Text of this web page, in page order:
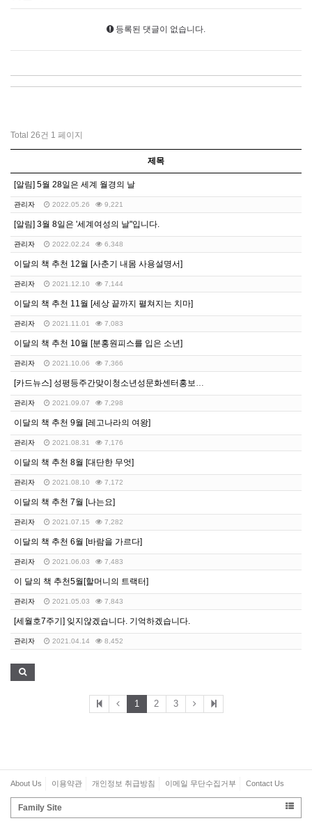
등록된 댓글이 없습니다.
Total 26건 1 페이지
제목
[알림] 5월 28일은 세계 월경의 날
관리자 2022.05.26 9,221
[알림] 3월 8일은 '세계여성의 날"입니다.
관리자 2022.02.24 6,348
이달의 책 추천 12월 [사춘기 내몸 사용설명서]
관리자 2021.12.10 7,144
이달의 책 추천 11월 [세상 끝까지 펼쳐지는 치마]
관리자 2021.11.01 7,083
이달의 책 추천 10월 [분홍원피스를 입은 소년]
관리자 2021.10.06 7,366
[카드뉴스] 성평등주간맞이청소년성문화센터홍보카드뉴스
관리자 2021.09.07 7,298
이달의 책 추천 9월 [레고나라의 여왕]
관리자 2021.08.31 7,176
이달의 책 추천 8월 [대단한 무엇]
관리자 2021.08.10 7,172
이달의 책 추천 7월 [나는요]
관리자 2021.07.15 7,282
이달의 책 추천 6월 [바람을 가르다]
관리자 2021.06.03 7,483
이 달의 책 추천5월[할머니의 트랙터]
관리자 2021.05.03 7,843
[세월호7주기] 잊지않겠습니다. 기억하겠습니다.
관리자 2021.04.14 8,452
1 2 3
About Us 이용약관 개인정보 취급방침 이메일 무단수집거부 Contact Us
Family Site